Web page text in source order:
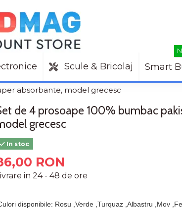
Scule & Bricolaj Smart
absorbante, model grecesc
de 4 prosoape 100% bumbac
grecesc
In stoc
RON
in 24 - 48 de ore
disponibile: Rosu ,Verde ,Turquaz ,Albastru ,Mov